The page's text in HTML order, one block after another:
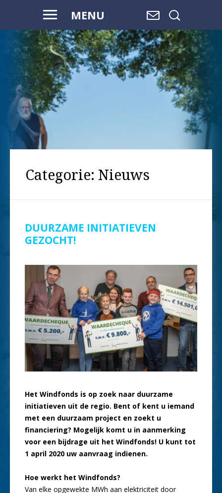
MENU
Categorie: Nieuws
DUURZAME INITIATIEVEN
GEZOCHT!
Het Windfonds is op zoek naar duurzame
initiatieven uit de regio. Bent of kent u iemand
met een duurzaam project en zoekt u
financiering? Mogelijk komt u in aanmerking
voor een bijdrage uit het Windfonds! U kunt tot
1 april 2020 uw aanvraag indienen.
Hoe werkt het Windfonds?
Van elke opgewekte MWh aan elektriciteit door